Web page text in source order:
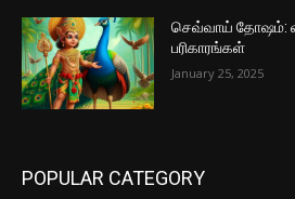
செவ்வாய் தோஷம்:
பரிகாரங்கள்
January 25, 2025
POPULAR CATEGORY